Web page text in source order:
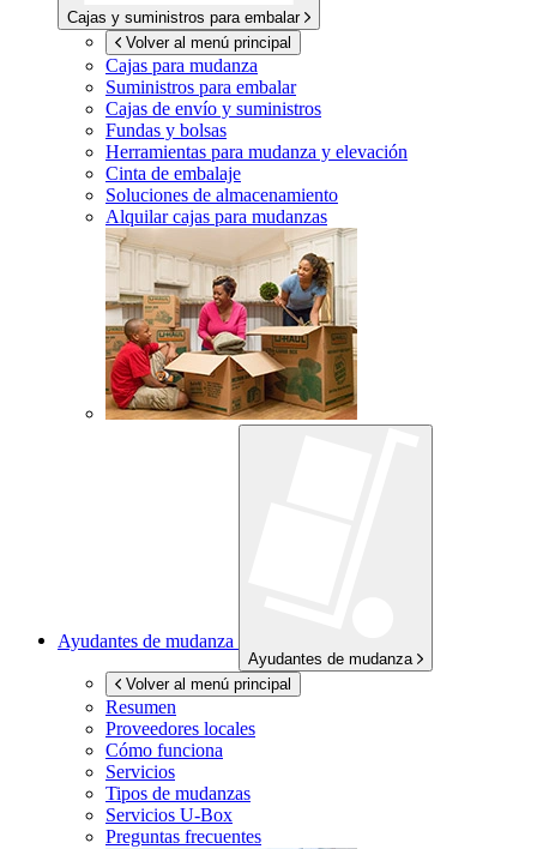
Cajas y suministros para embalar
Volver al menú principal
Cajas para mudanza
Suministros para embalar
Cajas de envío y suministros
Fundas y bolsas
Herramientas para mudanza y elevación
Cinta de embalaje
Soluciones de almacenamiento
Alquilar cajas para mudanzas
Ayudantes de mudanza
Ayudantes de mudanza
Volver al menú principal
Resumen
Proveedores locales
Cómo funciona
Servicios
Tipos de mudanzas
Servicios U-Box
Preguntas frecuentes